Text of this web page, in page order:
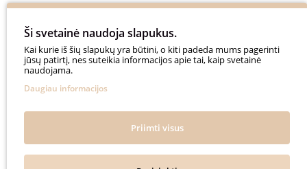
SEKITE MUS
auksinesvajone
auksine_svajone
@auksinesvajone3600
Ši svetainė naudoja slapukus.
Kai kurie iš šių slapukų yra būtini, o kiti padeda mums pagerinti
jūsų patirtį, nes suteikia informacijos apie tai, kaip svetainė
naudojama.
Daugiau informacijos
Priimti visus